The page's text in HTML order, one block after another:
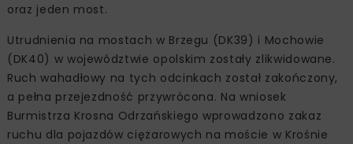
oraz jeden most.
Utrudnienia na mostach w Brzegu (DK39) i Mochowie
(DK40) w województwie opolskim zostały zlikwidowane.
Ruch wahadłowy na tych odcinkach został zakończony,
a pełna przejezdność przywrócona. Na wniosek
Burmistrza Krosna Odrzańskiego wprowadzono zakaz
ruchu dla pojazdów ciężarowych na moście w Krośnie